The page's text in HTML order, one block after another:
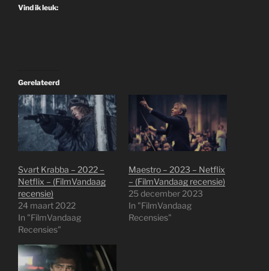
Vind ik leuk:
Gerelateerd
Svart Krabba – 2022 –
Netflix – (FilmVandaag
recensie)
24 maart 2022
In "FilmVandaag
Recensies"
Maestro – 2023 – Netflix
– (FilmVandaag recensie)
25 december 2023
In "FilmVandaag
Recensies"